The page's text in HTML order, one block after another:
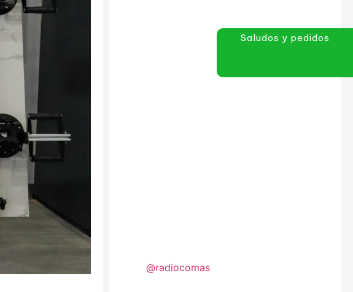
@radiocomas
Saludos y pedidos